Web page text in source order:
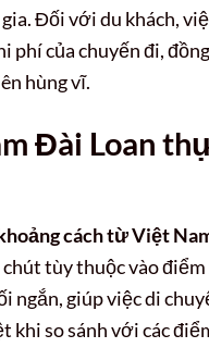
Đối với du khách,
của chuyến đi,
hùng vĩ.
Đài Loan
cách từ Việt
chút tùy thuộc vào
ngắn, giúp việc di
so sánh với các